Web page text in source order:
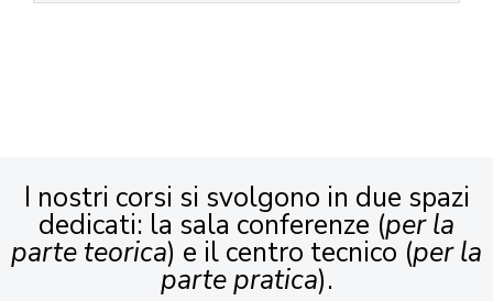
I nostri corsi si svolgono in due spazi
dedicati: la sala conferenze (per la
parte teorica) e il centro tecnico (per la
parte pratica).